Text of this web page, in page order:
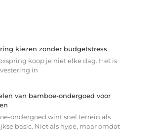
kiezen zonder budgetstress
koop je niet elke dag. Het is
in
van bamboe-ondergoed voor
ondergoed wint snel terrein als
basic. Niet als hype, maar omdat